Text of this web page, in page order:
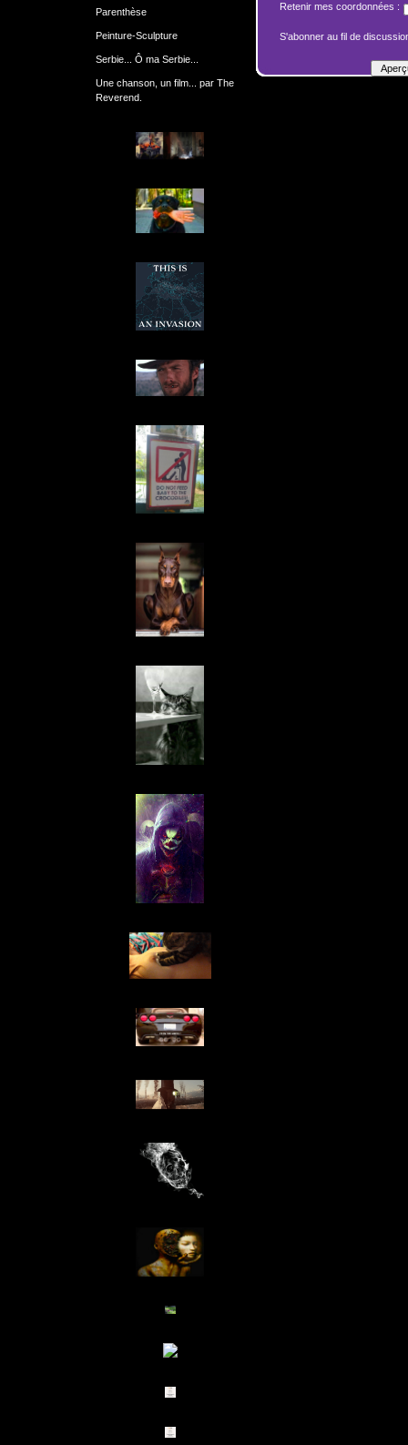
Parenthèse
Peinture-Sculpture
Serbie... Ô ma Serbie...
Une chanson, un film... par The
Reverend.
Retenir mes coordonnées :
S'abonner au fil de